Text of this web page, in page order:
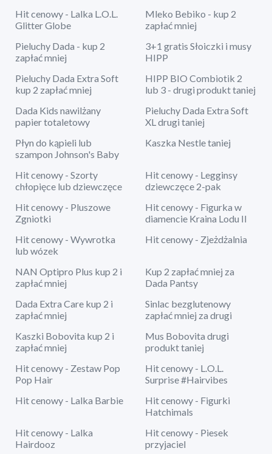
Hit cenowy - Lalka L.O.L.
Glitter Globe
Mleko Bebiko - kup 2
zapłać mniej
Pieluchy Dada - kup 2
zapłać mniej
3+1 gratis Słoiczki i musy
HIPP
Pieluchy Dada Extra Soft
kup 2 zapłać mniej
HIPP BIO Combiotik 2
lub 3 - drugi produkt taniej
Dada Kids nawilżany
papier totaletowy
Pieluchy Dada Extra Soft
XL drugi taniej
Płyn do kąpieli lub
szampon Johnson's Baby
Kaszka Nestle taniej
Hit cenowy - Szorty
chłopięce lub dziewczęce
Hit cenowy - Legginsy
dziewczęce 2-pak
Hit cenowy - Pluszowe
Zgniotki
Hit cenowy - Figurka w
diamencie Kraina Lodu II
Hit cenowy - Wywrotka
lub wózek
Hit cenowy - Zjeżdżalnia
NAN Optipro Plus kup 2 i
zapłać mniej
Kup 2 zapłać mniej za
Dada Pantsy
Dada Extra Care kup 2 i
zapłać mniej
Sinlac bezglutenowy
zapłać mniej za drugi
Kaszki Bobovita kup 2 i
zapłać mniej
Mus Bobovita drugi
produkt taniej
Hit cenowy - Zestaw Pop
Pop Hair
Hit cenowy - L.O.L.
Surprise #Hairvibes
Hit cenowy - Lalka Barbie
Hit cenowy - Figurki
Hatchimals
Hit cenowy - Lalka
Hairdooz
Hit cenowy - Piesek
przyjaciel